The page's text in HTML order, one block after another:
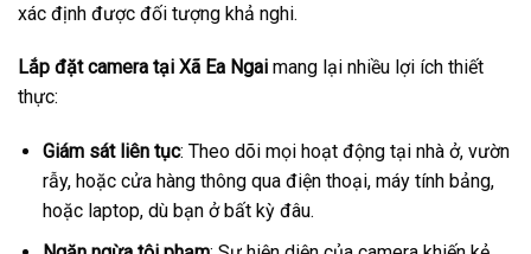
xác định được đối tượng khả nghi.
Lắp đặt camera tại Xã Ea Ngai mang lại nhiều lợi ích thiết
thực:
Giám sát liên tục: Theo dõi mọi hoạt động tại nhà ở, vườn
rẫy, hoặc cửa hàng thông qua điện thoại, máy tính bảng,
hoặc laptop, dù bạn ở bất kỳ đâu.